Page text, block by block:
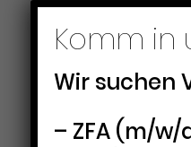
Komm in
Wir suchen
– ZFA (m/